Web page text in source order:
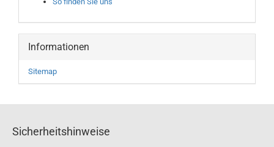
Informationen
Sitemap
Sicherheitshinweise